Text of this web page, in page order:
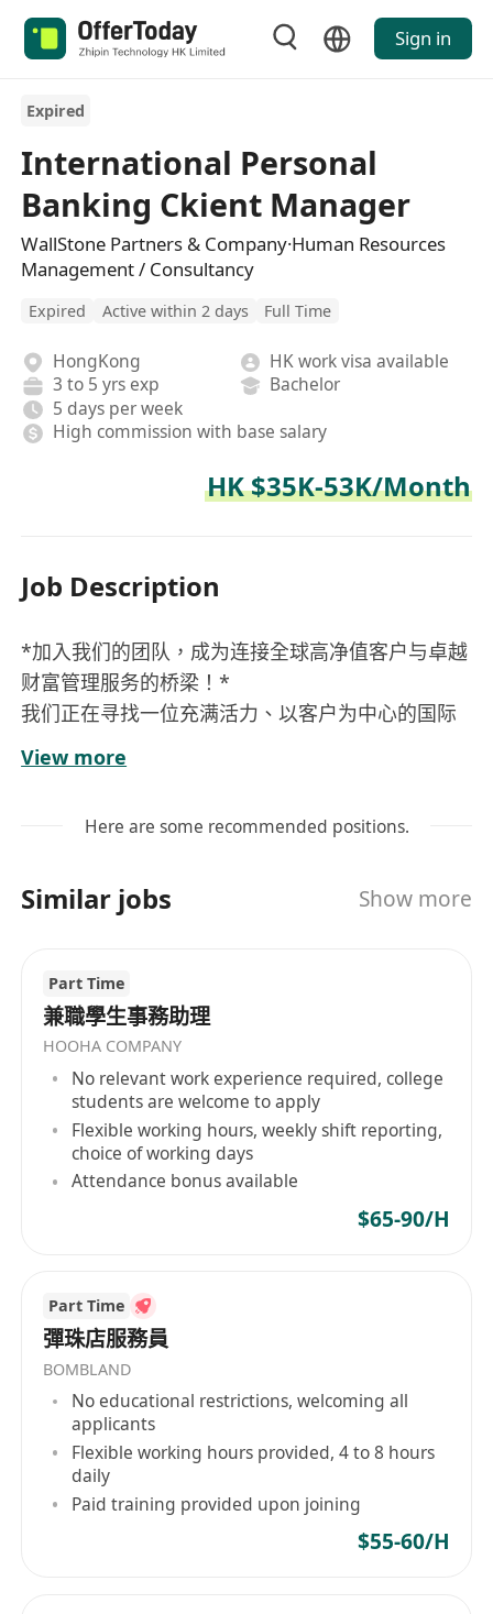
Sign in
Expired
International Personal
Banking Ckient Manager
WallStone Partners & Company·Human Resources
Management / Consultancy
Expired Active within 2 days Full Time
HongKong
HK work visa available
3 to 5 yrs exp
Bachelor
5 days per week
High commission with base salary
HK $35K-53K/Month
Job Description
*加入我们的团队，成为连接全球高净值客户与卓越
财富管理服务的桥梁！*
我们正在寻找一位充满活力、以客户为中心的国际
个人银行客户经理。您将负责为我们的国际个人银
行客户提供专业的财富管理服务，建立并深化长期
您的主要职责：
银行客户互动，深入理解其财富目标、风险偏好
度。
专业财富管理建议：* 基于对客户的深刻理解，
提供专业的投资与财富管理建议，通过多元化产
品配置策略满足其个性化的投资、财富保值增值
及传承需求。
业绩目标达成：* 积极完成设定的客户管理及资
产规模增长目标，有效提升产品渗透率与客户钱
新客户拓展：* 运用多种渠道（如客户转介、市
卓越客户体验：* 在满足客户复杂需求的同时，
始终致力于提供高效、专业且超越期待的客户体
验。
合规与风险管理:
严格遵守所有KYC（了解你的客户）、AML（反
洗钱）及其他相关监管规定与公司政策。
在业务决策中审慎评估风险，将维护公司声誉和
保护客户及公司资产安全置于首位。
坚持最高的道德行为标准，确保所有行为符合适
View more
Here are some recommended positions.
Similar jobs Show more
Part Time
兼職學生事務助理
HOOHA COMPANY
No relevant work experience required, college
students are welcome to apply
Flexible working hours, weekly shift reporting,
choice of working days
Attendance bonus available
$65-90/H
Part Time
彈珠店服務員
BOMBLAND
No educational restrictions, welcoming all
applicants
Flexible working hours provided, 4 to 8 hours
daily
Paid training provided upon joining
$55-60/H